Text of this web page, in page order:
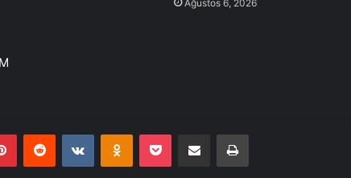
Ağustos 6, 2026
PinterestReddit VKontakteOdnoklassniki
Pocket E-Posta ile paylaş Yazdır